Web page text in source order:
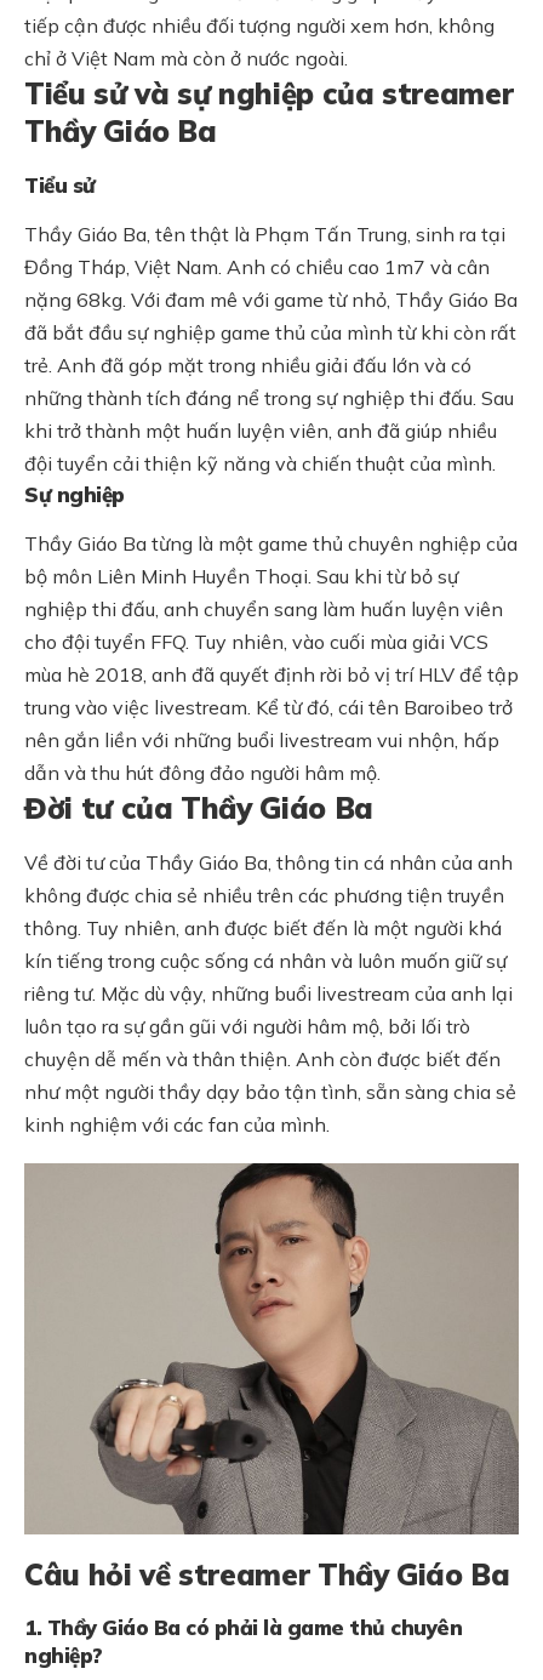
tiếp cận được nhiều đối tượng người xem hơn, không
chỉ ở Việt Nam mà còn ở nước ngoài.
Tiểu sử và sự nghiệp của streamer
Thầy Giáo Ba
Tiểu sử
Thầy Giáo Ba, tên thật là Phạm Tấn Trung, sinh ra tại
Đồng Tháp, Việt Nam. Anh có chiều cao 1m7 và cân
nặng 68kg. Với đam mê với game từ nhỏ, Thầy Giáo Ba
đã bắt đầu sự nghiệp game thủ của mình từ khi còn rất
trẻ. Anh đã góp mặt trong nhiều giải đấu lớn và có
những thành tích đáng nể trong sự nghiệp thi đấu. Sau
khi trở thành một huấn luyện viên, anh đã giúp nhiều
đội tuyển cải thiện kỹ năng và chiến thuật của mình.
Sự nghiệp
Thầy Giáo Ba từng là một game thủ chuyên nghiệp của
bộ môn Liên Minh Huyền Thoại. Sau khi từ bỏ sự
nghiệp thi đấu, anh chuyển sang làm huấn luyện viên
cho đội tuyển FFQ. Tuy nhiên, vào cuối mùa giải VCS
mùa hè 2018, anh đã quyết định rời bỏ vị trí HLV để tập
trung vào việc livestream. Kể từ đó, cái tên Baroibeo trở
nên gắn liền với những buổi livestream vui nhộn, hấp
dẫn và thu hút đông đảo người hâm mộ.
Đời tư của Thầy Giáo Ba
Về đời tư của Thầy Giáo Ba, thông tin cá nhân của anh
không được chia sẻ nhiều trên các phương tiện truyền
thông. Tuy nhiên, anh được biết đến là một người khá
kín tiếng trong cuộc sống cá nhân và luôn muốn giữ sự
riêng tư. Mặc dù vậy, những buổi livestream của anh lại
luôn tạo ra sự gần gũi với người hâm mộ, bởi lối trò
chuyện dễ mến và thân thiện. Anh còn được biết đến
như một người thầy dạy bảo tận tình, sẵn sàng chia sẻ
kinh nghiệm với các fan của mình.
Câu hỏi về streamer Thầy Giáo Ba
1. Thầy Giáo Ba có phải là game thủ chuyên
nghiệp?